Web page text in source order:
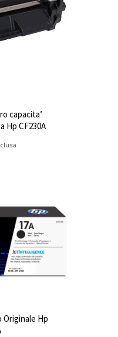
capacita’
Hp CF230A
Originale Hp